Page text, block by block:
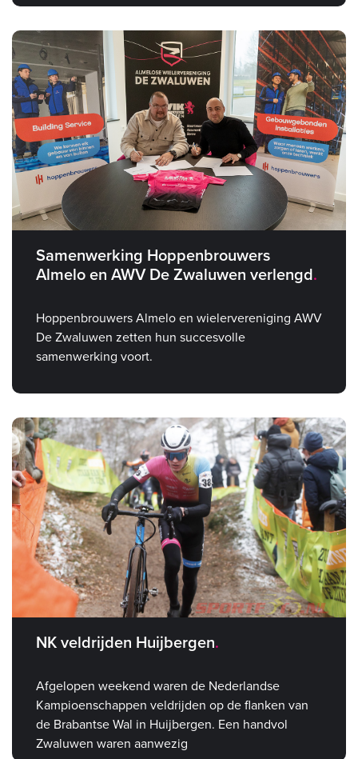
Samenwerking Hoppenbrouwers
Almelo en AWV De Zwaluwen verlengd
Hoppenbrouwers Almelo en wielervereniging AWV
De Zwaluwen zetten hun succesvolle
samenwerking voort.
NK veldrijden Huijbergen
Afgelopen weekend waren de Nederlandse
Kampioenschappen veldrijden op de flanken van
de Brabantse Wal in Huijbergen. Een handvol
Zwaluwen waren aanwezig